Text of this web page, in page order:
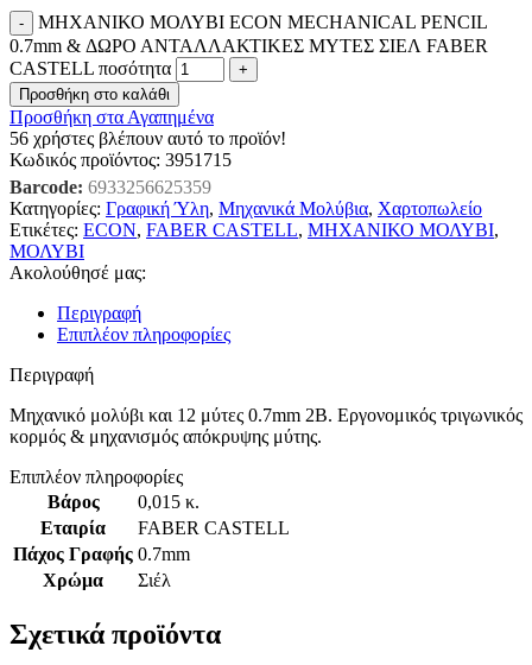
ΜΗΧΑΝΙΚΟ ΜΟΛΥΒΙ ECON MECHANICAL PENCIL
0.7mm & ΔΩΡΟ ΑΝΤΑΛΛΑΚΤΙΚΕΣ ΜΥΤΕΣ ΣΙΕΛ FABER
CASTELL ποσότητα
Προσθήκη στο καλάθι
Προσθήκη στα Αγαπημένα
56 χρήστες βλέπουν αυτό το προϊόν!
Κωδικός προϊόντος: 3951715
Barcode: 6933256625359
Κατηγορίες: Γραφική Ύλη, Μηχανικά Μολύβια, Χαρτοπωλείο
Ετικέτες: ECON, FABER CASTELL, ΜΗΧΑΝΙΚΟ ΜΟΛΥΒΙ,
ΜΟΛΥΒΙ
Ακολούθησέ μας:
Περιγραφή
Επιπλέον πληροφορίες
Περιγραφή
Μηχανικό μολύβι και 12 μύτες 0.7mm 2B. Εργονομικός τριγωνικός
κορμός & μηχανισμός απόκρυψης μύτης.
Επιπλέον πληροφορίες
Βάρος
0,015 κ.
Εταιρία
FABER CASTELL
Πάχος Γραφής 0.7mm
Χρώμα
Σιέλ
Σχετικά προϊόντα